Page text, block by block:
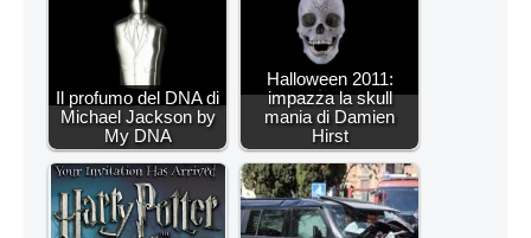
Il profumo del DNA di
Michael Jackson by
My DNA
Halloween 2011:
impazza la skull
mania di Damien
Hirst